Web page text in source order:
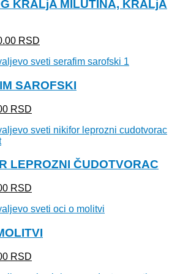
KRALjA MILUTINA, KRALjA
RSD.
RSD
je:
SAROFSKI
RSD
je:
LEPROZNI ČUDOTVORAC
RSD.
RSD
je:
RSD